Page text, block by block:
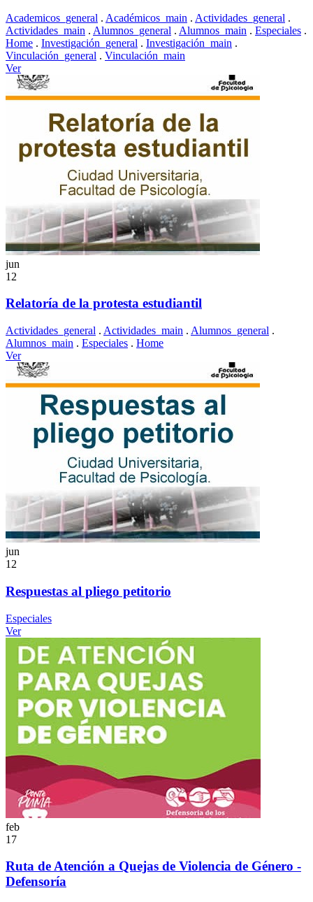
Academicos_general . Académicos_main . Actividades_general .
Actividades_main . Alumnos_general . Alumnos_main . Especiales .
Home . Investigación_general . Investigación_main .
Vinculación_general . Vinculación_main
Ver
jun
12
Relatoría de la protesta estudiantil
Actividades_general . Actividades_main . Alumnos_general .
Alumnos_main . Especiales . Home
Ver
jun
12
Respuestas al pliego petitorio
Especiales
Ver
feb
17
Ruta de Atención a Quejas de Violencia de Género -
Defensoría